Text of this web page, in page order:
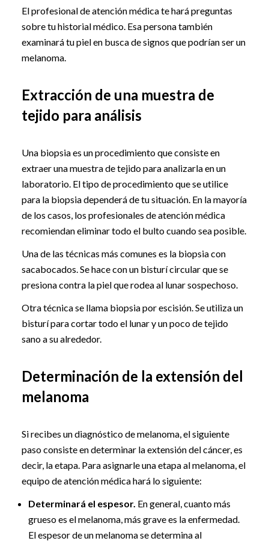
El profesional de atención médica te hará preguntas
sobre tu historial médico. Esa persona también
examinará tu piel en busca de signos que podrían ser un
melanoma.
Extracción de una muestra de
tejido para análisis
Una biopsia es un procedimiento que consiste en
extraer una muestra de tejido para analizarla en un
laboratorio. El tipo de procedimiento que se utilice
para la biopsia dependerá de tu situación. En la mayoría
de los casos, los profesionales de atención médica
recomiendan eliminar todo el bulto cuando sea posible.
Una de las técnicas más comunes es la biopsia con
sacabocados. Se hace con un bisturí circular que se
presiona contra la piel que rodea al lunar sospechoso.
Otra técnica se llama biopsia por escisión. Se utiliza un
bisturí para cortar todo el lunar y un poco de tejido
sano a su alrededor.
Determinación de la extensión del
melanoma
Si recibes un diagnóstico de melanoma, el siguiente
paso consiste en determinar la extensión del cáncer, es
decir, la etapa. Para asignarle una etapa al melanoma, el
equipo de atención médica hará lo siguiente:
Determinará el espesor. En general, cuanto más
grueso es el melanoma, más grave es la enfermedad.
El espesor de un melanoma se determina al